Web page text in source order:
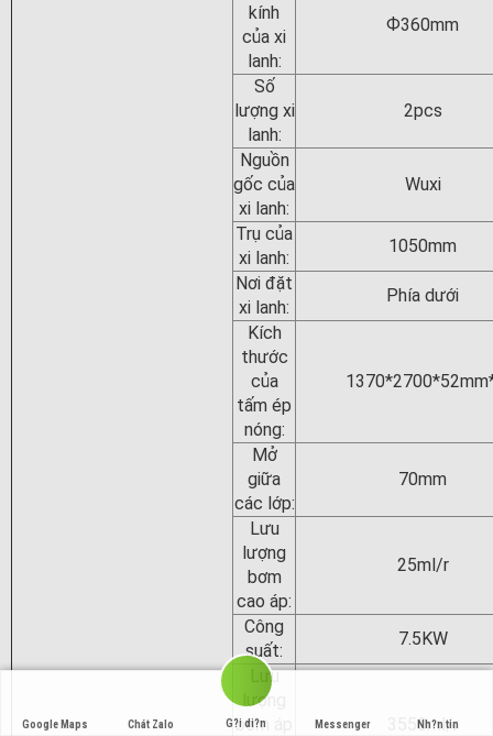
kính
của xi
lanh:
Ф360mm
Số
lượng xi
lanh:
2pcs
Nguồn
gốc của
xi lanh:
Wuxi
Trụ của
xi lanh:
1050mm
Nơi đặt
xi lanh:
Phía dưới
Kích
thước
của
tấm ép
nóng:
Mở
giữa
các lớp:
70mm
Lưu
lượng
bơm
cao áp:
25ml/r
Công
suất:
7.5KW
Lưu
lượng
bơm áp
3550ml/r
Google Maps Chát Zalo G?i di?n Messenger Nh?n tin